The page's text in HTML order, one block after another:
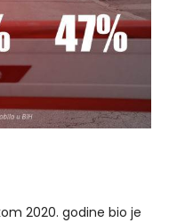
2020. godine bio je